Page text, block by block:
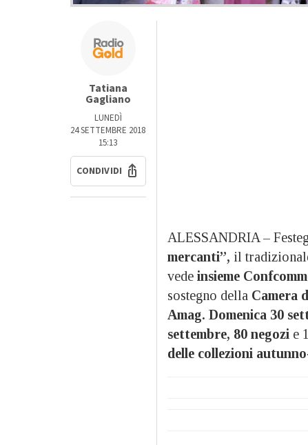
Tatiana
Gagliano
LUNEDÌ
24 SETTEMBRE 2018
15:13
CONDIVIDI
ALESSANDRIA –
mercanti”, il
vede insieme
sostegno della Camera
Amag. Domenica 30
settembre, 80 negozi e
delle collezioni